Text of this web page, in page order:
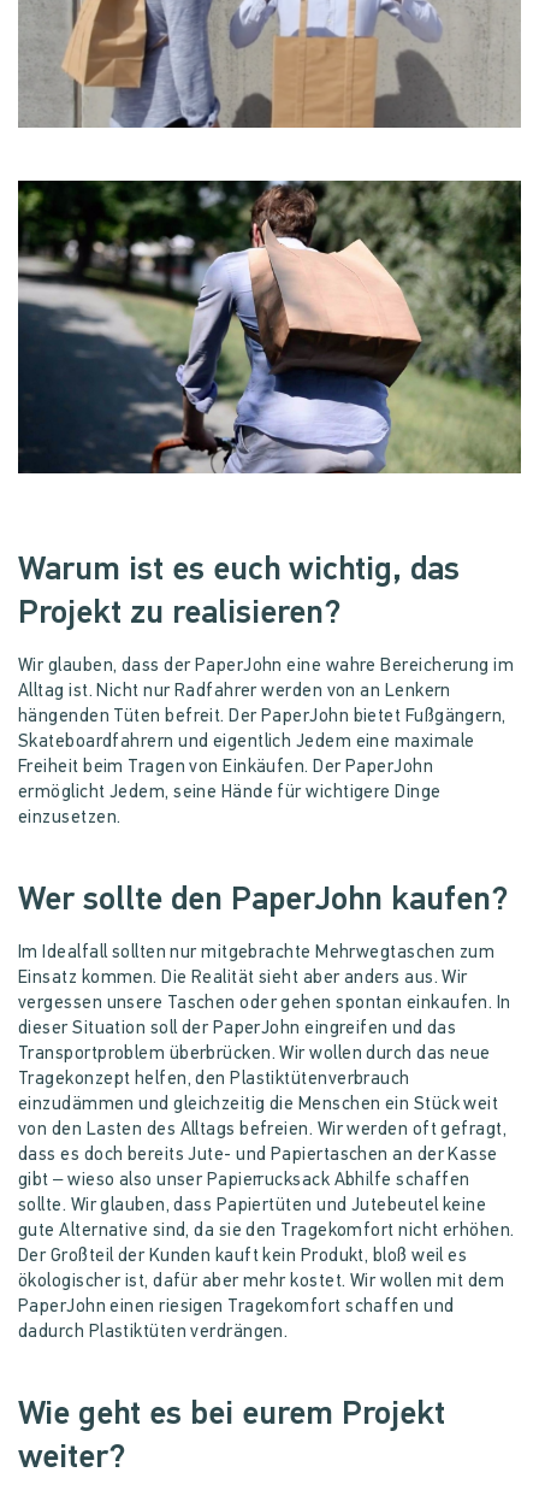
Warum ist es euch wichtig, das
Projekt zu realisieren?
Wir glauben, dass der PaperJohn eine wahre Bereicherung im
Alltag ist. Nicht nur Radfahrer werden von an Lenkern
hängenden Tüten befreit. Der PaperJohn bietet Fußgängern,
Skateboardfahrern und eigentlich Jedem eine maximale
Freiheit beim Tragen von Einkäufen. Der PaperJohn
ermöglicht Jedem, seine Hände für wichtigere Dinge
einzusetzen.
Wer sollte den PaperJohn kaufen?
Im Idealfall sollten nur mitgebrachte Mehrwegtaschen zum
Einsatz kommen. Die Realität sieht aber anders aus. Wir
vergessen unsere Taschen oder gehen spontan einkaufen. In
dieser Situation soll der PaperJohn eingreifen und das
Transportproblem überbrücken. Wir wollen durch das neue
Tragekonzept helfen, den Plastiktütenverbrauch
einzudämmen und gleichzeitig die Menschen ein Stück weit
von den Lasten des Alltags befreien. Wir werden oft gefragt,
dass es doch bereits Jute- und Papiertaschen an der Kasse
gibt – wieso also unser Papierrucksack Abhilfe schaffen
sollte. Wir glauben, dass Papiertüten und Jutebeutel keine
gute Alternative sind, da sie den Tragekomfort nicht erhöhen.
Der Großteil der Kunden kauft kein Produkt, bloß weil es
ökologischer ist, dafür aber mehr kostet. Wir wollen mit dem
PaperJohn einen riesigen Tragekomfort schaffen und
dadurch Plastiktüten verdrängen.
Wie geht es bei eurem Projekt
weiter?